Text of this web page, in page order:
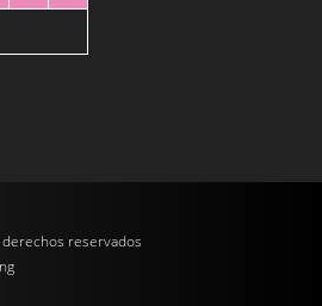
reservados